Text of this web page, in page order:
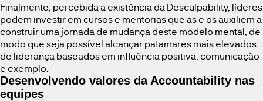
Finalmente, percebida a existência da Desculpability, líderes
podem investir em cursos e mentorias que as e os auxiliem a
construir uma jornada de mudança deste modelo mental, de
modo que seja possível alcançar patamares mais elevados
de liderança baseados em influência positiva, comunicação
e exemplo.
Desenvolvendo valores da Accountability nas
equipes